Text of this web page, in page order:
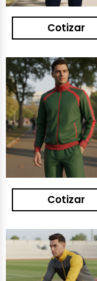
Cotizar
Cotizar